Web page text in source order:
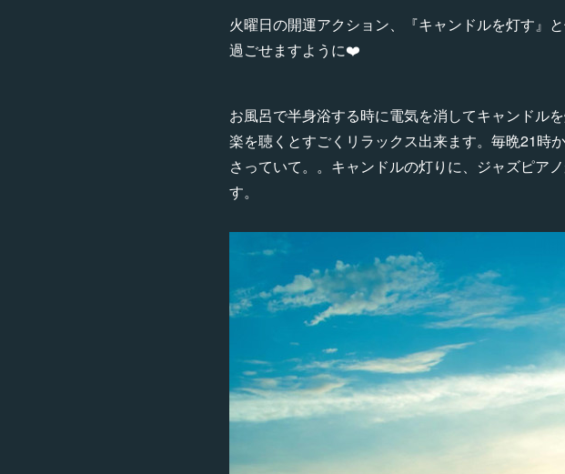
火曜日の開運アクション、『キャンドルを灯す』
過ごせますように❤️
お風呂で半身浴する時に電気を消してキャンドル
楽を聴くとすごくリラックス出来ます。毎晩21時
さっていて。。キャンドルの灯りに、ジャズピ
す。